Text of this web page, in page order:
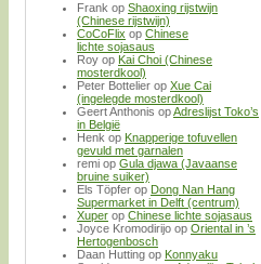
Frank op Shaoxing rijstwijn
(Chinese rijstwijn)
CoCoFlix op Chinese
lichte sojasaus
Roy op Kai Choi (Chinese
mosterdkool)
Peter Bottelier op Xue Cai
(ingelegde mosterdkool)
Geert Anthonis opAdreslijst Toko’s
in België
Henk op Knapperige tofuvellen
gevuld met garnalen
remi op Gula djawa (Javaanse
bruine suiker)
Els Töpfer op Dong Nan Hang
Supermarket in Delft (centrum)
Xuper op Chinese lichte sojasaus
Joyce Kromodirijo op Oriental in ’s
Hertogenbosch
Daan Hutting op Konnyaku